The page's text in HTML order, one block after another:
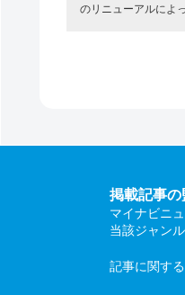
のリニューアルによ
掲載記事の
マイナビニ
当該ジャン
記事に関す